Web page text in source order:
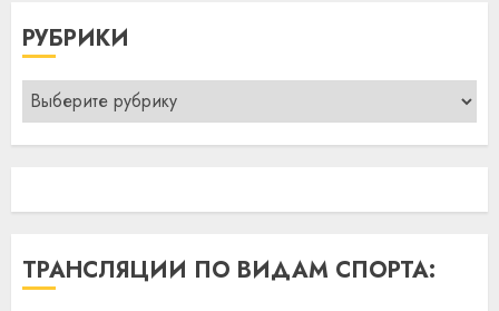
РУБРИКИ
Рубрики
ТРАНСЛЯЦИИ ПО ВИДАМ СПОРТА: